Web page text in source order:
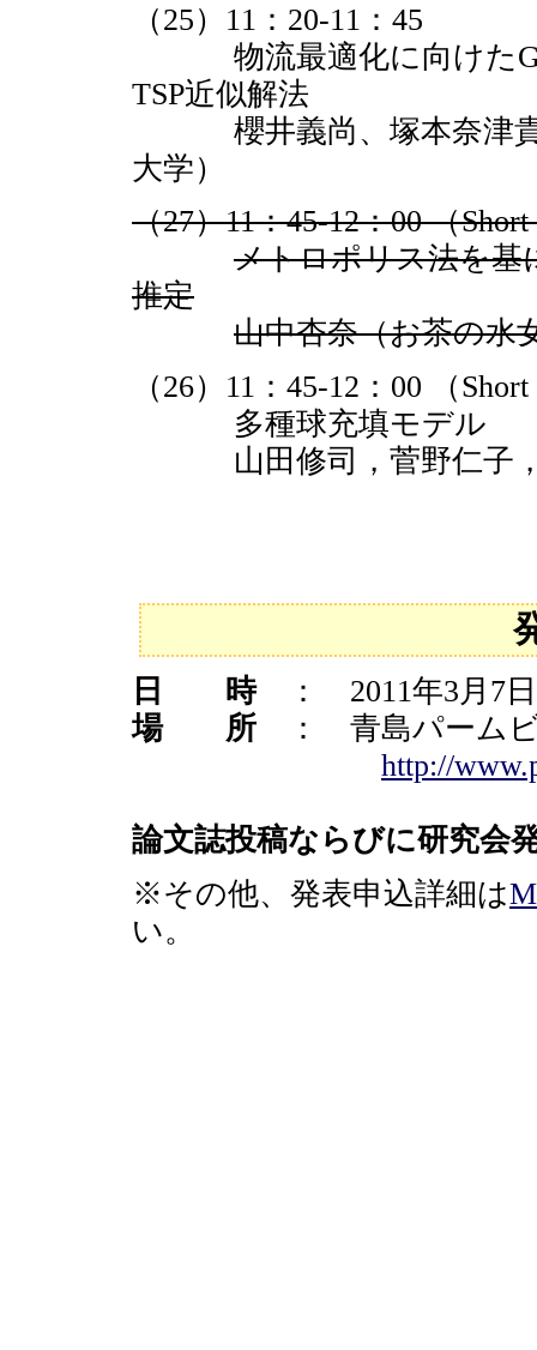
（25）11：20-11：45
物流最適化に向けたGA
TSP近似解法
櫻井義尚、塚本奈津貴
大学）
（27）11：45-12：00 （
メトロポリス法を基
推定
山中杏奈（お茶の水
（26）11：45-12：00 （
多種球充填モデル
山田修司，菅野仁子，
日 時： 2011年3月7日
場 所 ： 青島パーム
http://
論文誌投稿ならびに研究会
※その他、発表申込詳細は
い。